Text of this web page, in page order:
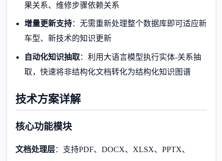
果关系、维修步骤依赖关系
增量更新支持：无需重新处理整个数据库即可适应新
车型、新技术的知识更新
自动化知识抽取：利用大语言模型执行实体-关系抽
取，快速将非结构化文档转化为结构化知识图谱
技术方案详解
核心功能模块
文档处理层：支持PDF、DOCX、XLSX、PPTX、